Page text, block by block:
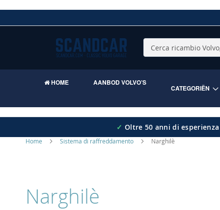
to
Cerca
HOME AANBOD VOLVO’S
CATEGORIËN
✓ Oltre 50 anni di esperienza
Home Sistema di raffreddamento Narghilè
Narghilè